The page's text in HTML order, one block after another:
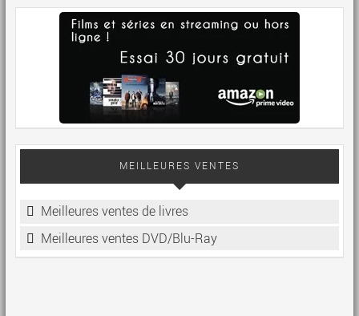
MEILLEURES VENTES
Meilleures ventes de livres
Meilleures ventes DVD/Blu-Ray